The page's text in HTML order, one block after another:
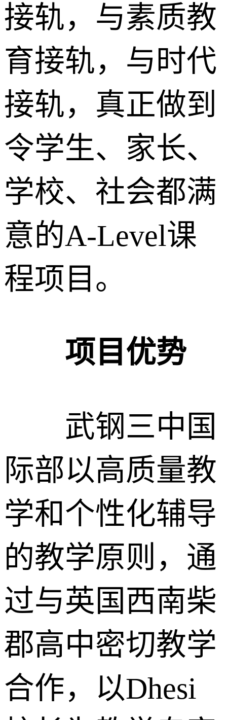
接轨，与素质教
育接轨，与时代
接轨，真正做到
令学生、家长、
学校、社会都满
意的A-Level课
程项目。
项目优势
武钢三中国
际部以高质量教
学和个性化辅导
的教学原则，通
过与英国西南柴
郡高中密切教学
合作，以Dhesi